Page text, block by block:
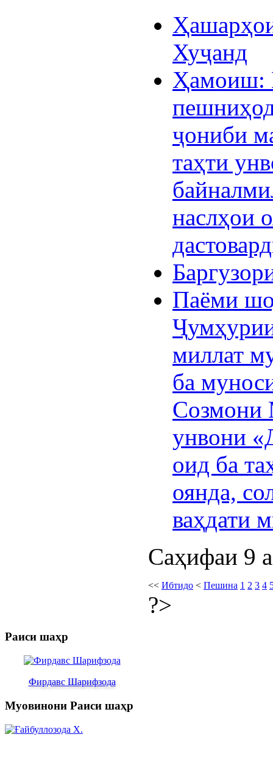
Хуҷанд
Ҳамоиш:
ҷониби
таҳти
наслҳои
Паёми
миллат
ба
Созмони
унвони
оид ба
оянда,
ваҳдати
Саҳифаи 9
<< Ибтидо < Пешина 1 2 3 4
?>
Раиси шаҳр
Фирдавс Шарифзода
Муовинони Раиси шаҳр